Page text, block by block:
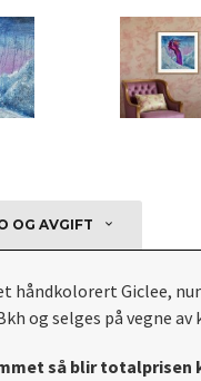
OG AVGIFT
håndkolorert Giclee,
og selges på vegne
så blir totalprisen